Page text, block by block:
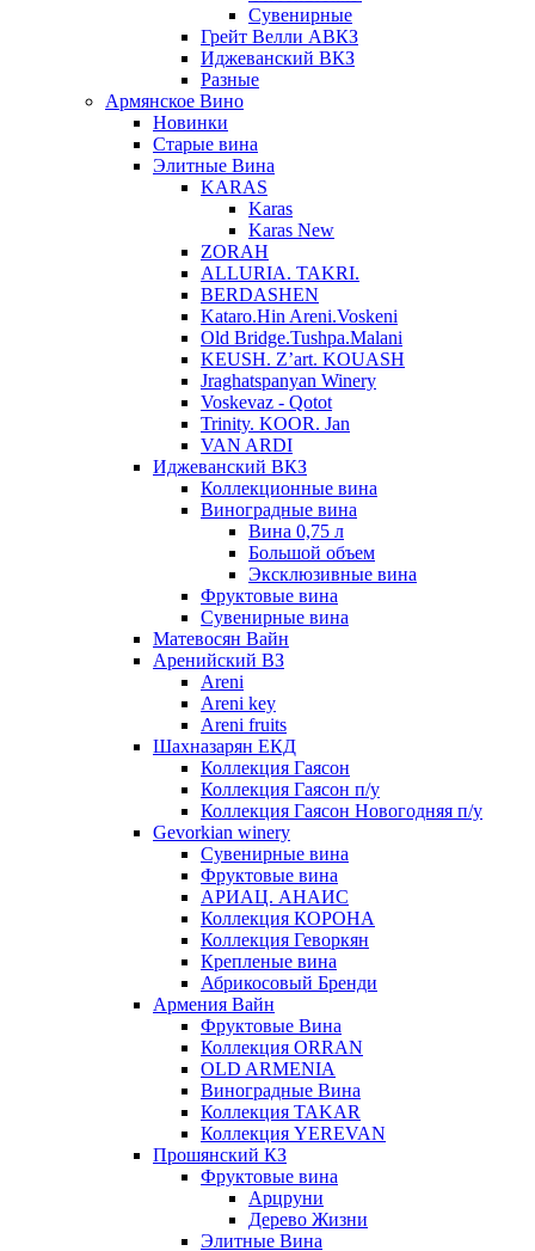
Сувенирные
Грейт Велли АВКЗ
Иджеванский ВКЗ
Разные
Армянское Вино
Новинки
Старые вина
Элитные Вина
KARAS
Karas
Karas New
ZORAH
ALLURIA. TAKRI.
BERDASHEN
Kataro.Hin Areni.Voskeni
Old Bridge.Tushpa.Malani
KEUSH. Z’art. KOUASH
Jraghatspanyan Winery
Voskevaz - Qotot
Trinity. KOOR. Jan
VAN ARDI
Иджеванский ВКЗ
Коллекционные вина
Виноградные вина
Вина 0,75 л
Большой объем
Эксклюзивные вина
Фруктовые вина
Cувенирные вина
Матевосян Вайн
Аренийский ВЗ
Areni
Areni key
Areni fruits
Шахназарян ЕКД
Коллекция Гаясон
Коллекция Гаясон п/у
Коллекция Гаясон Новогодняя п/у
Gevorkian winery
Сувенирные вина
Фруктовые вина
АРИАЦ. АНАИС
Коллекция КОРОНА
Коллекция Геворкян
Крепленые вина
Абрикосовый Бренди
Армения Вайн
Фруктовые Вина
Коллекция ORRAN
OLD ARMENIA
Виноградные Вина
Коллекция TAKAR
Коллекция YEREVAN
Прошянский КЗ
Фруктовые вина
Арцруни
Дерево Жизни
Элитные Вина